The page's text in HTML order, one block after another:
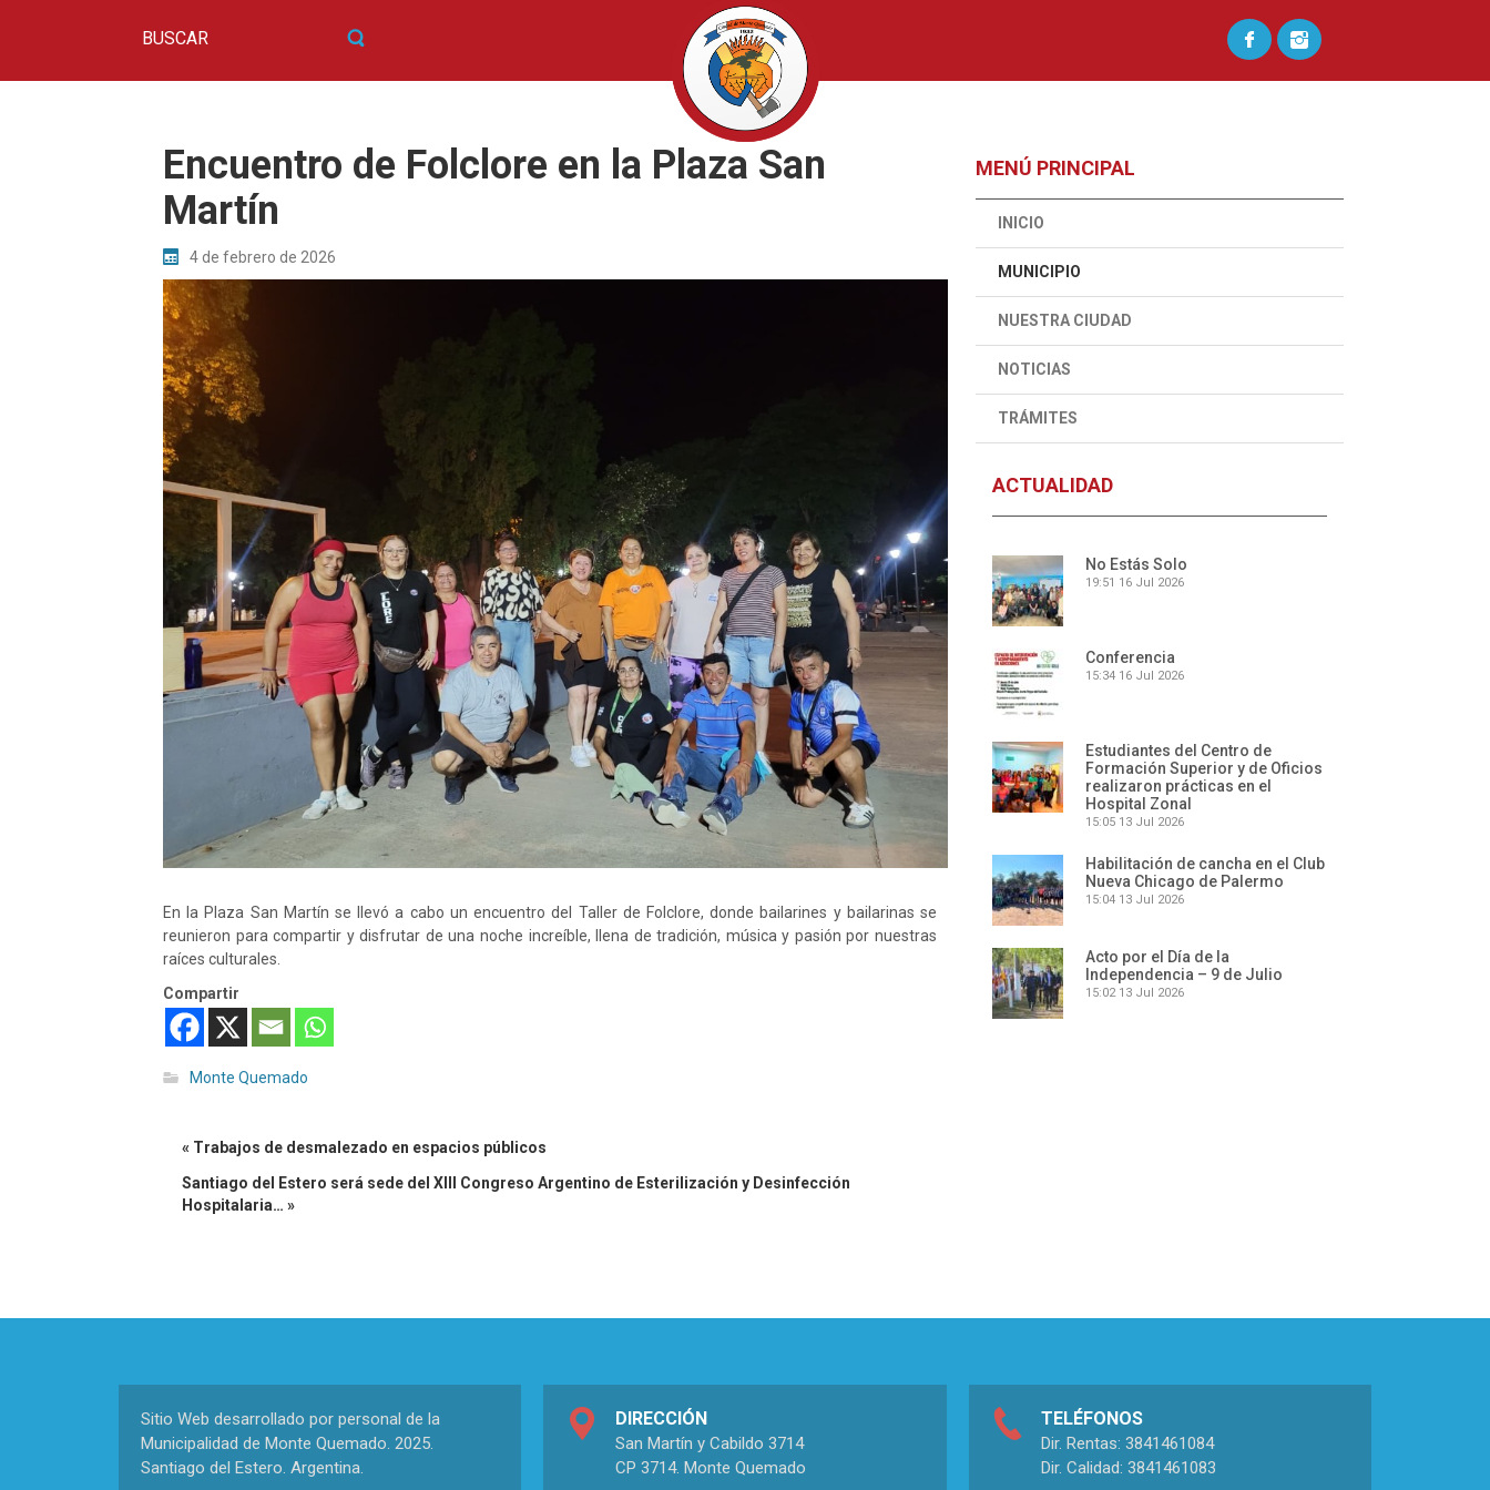
Encuentro de Folclore en la Plaza San
Martín
4 de febrero de 2026
En la Plaza San Martín se llevó a cabo un encuentro del Taller de Folclore, donde bailarines y bailarinas se
reunieron para compartir y disfrutar de una noche increíble, llena de tradición, música y pasión por nuestras
raíces culturales.
Compartir
Monte Quemado
« Trabajos de desmalezado en espacios públicos
Santiago del Estero será sede del XIII Congreso Argentino de Esterilización y Desinfección
Hospitalaria… »
MENÚ PRINCIPAL
INICIO
MUNICIPIO
NUESTRA CIUDAD
NOTICIAS
TRÁMITES
ACTUALIDAD
No Estás Solo
19:51 16 Jul 2026
Conferencia
15:34 16 Jul 2026
Estudiantes del Centro de
Formación Superior y de Oficios
realizaron prácticas en el
Hospital Zonal
15:05 13 Jul 2026
Habilitación de cancha en el Club
Nueva Chicago de Palermo
15:04 13 Jul 2026
Acto por el Día de la
Independencia – 9 de Julio
15:02 13 Jul 2026
Sitio Web desarrollado por personal de la
Municipalidad de Monte Quemado. 2025.
Santiago del Estero. Argentina.
DIRECCIÓN
San Martín y Cabildo 3714
CP 3714. Monte Quemado
TELÉFONOS
Dir. Rentas: 3841461084
Dir. Calidad: 3841461083